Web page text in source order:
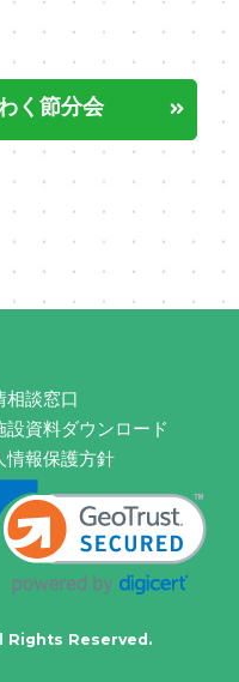
く節分会
相談窓口
設資料ダウンロード
情報保護方針
Rights Reserved.